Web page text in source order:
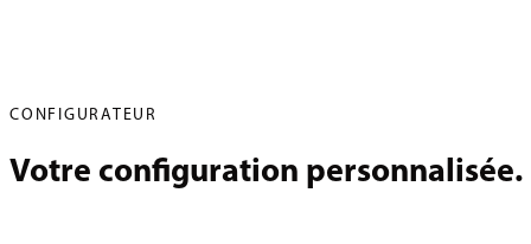
CONFIGURATEUR
Votre configuration personnalisée.